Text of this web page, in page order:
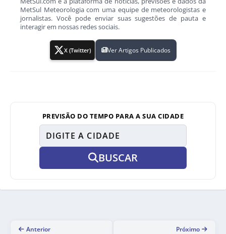
MetSul Meteorologia com uma equipe de meteorologistas e
jornalistas. Você pode enviar suas sugestões de pauta e
interagir em nossas redes sociais.
X (Twitter) Ver Artigos Publicados
PREVISÃO DO TEMPO PARA A SUA CIDADE
BUSCAR
Anterior Próximo